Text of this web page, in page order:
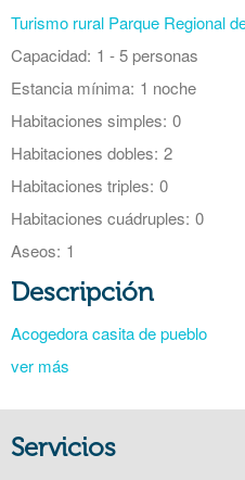
Turismo rural Parque Regional
Capacidad: 1 - 5 personas
Estancia mínima: 1 noche
Habitaciones simples: 0
Habitaciones dobles: 2
Habitaciones triples: 0
Habitaciones cuádruples: 0
Aseos: 1
Descripción
Acogedora casita de pueblo
ver más
Servicios